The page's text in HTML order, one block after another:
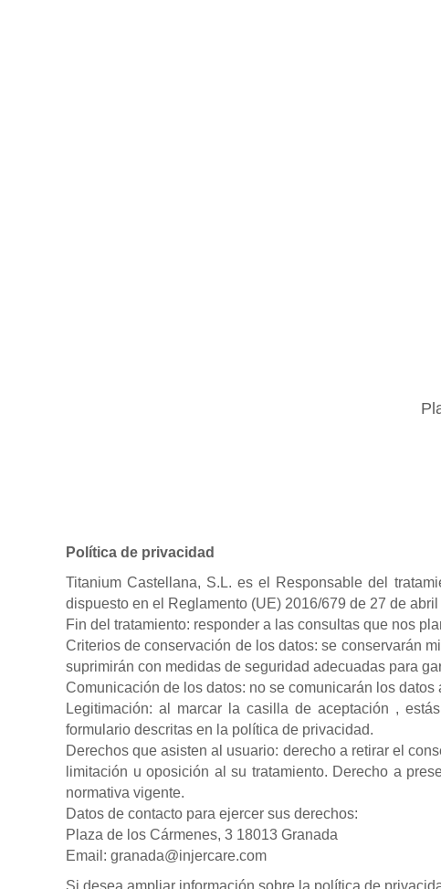
Política de privacidad
Titanium Castellana, S.L. es el Responsable del
dispuesto en el Reglamento (UE) 2016/679 de 27 de
Fin del tratamiento: responder a las consultas que nos
Criterios de conservación de los datos: se conservarán
suprimirán con medidas de seguridad adecuadas para
Comunicación de los datos: no se comunicarán los
Legitimación: al marcar la casilla de aceptación ,
formulario descritas en la política de privacidad.
Derechos que asisten al usuario: derecho a retirar el
limitación u oposición al su tratamiento. Derecho a
normativa vigente.
Datos de contacto para ejercer sus derechos:
Plaza de los Cármenes, 3 18013 Granada
Email: granada@injercare.com
Si desea ampliar información sobre la política de